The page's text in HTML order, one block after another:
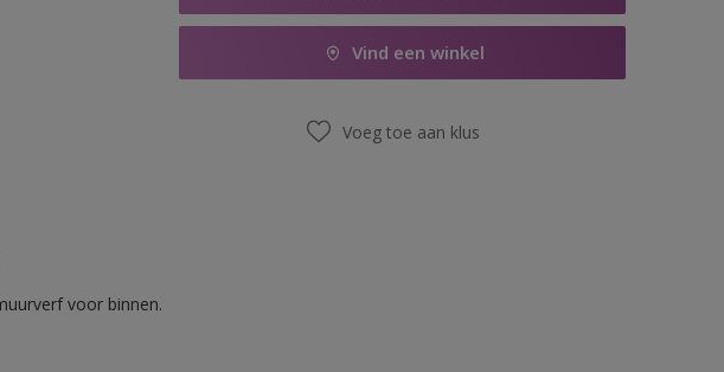
Vind een winkel
Voeg toe aan klus
voor binnen.